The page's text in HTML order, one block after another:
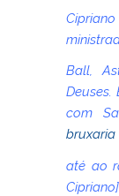
Ball,
Deuses.
com
bruxaria
até ao